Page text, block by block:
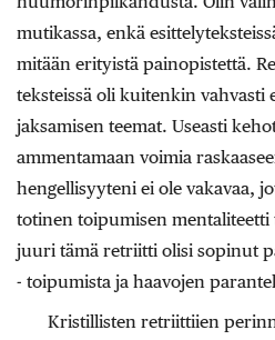
mutikassa, enkä
mitään erityistä painopistettä.
teksteissä oli kuitenkin vahvasti
jaksamisen teemat. Useasti
ammentamaan voimia
hengellisyyteni ei ole vakavaa,
totinen toipumisen
juuri tämä retriitti olisi sopinut
- toipumista ja haavojen
Kristillisten retriittiien